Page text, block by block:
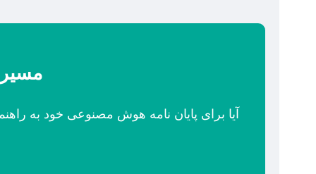
آیا برای پایان نامه هوش مصنوعی خود به